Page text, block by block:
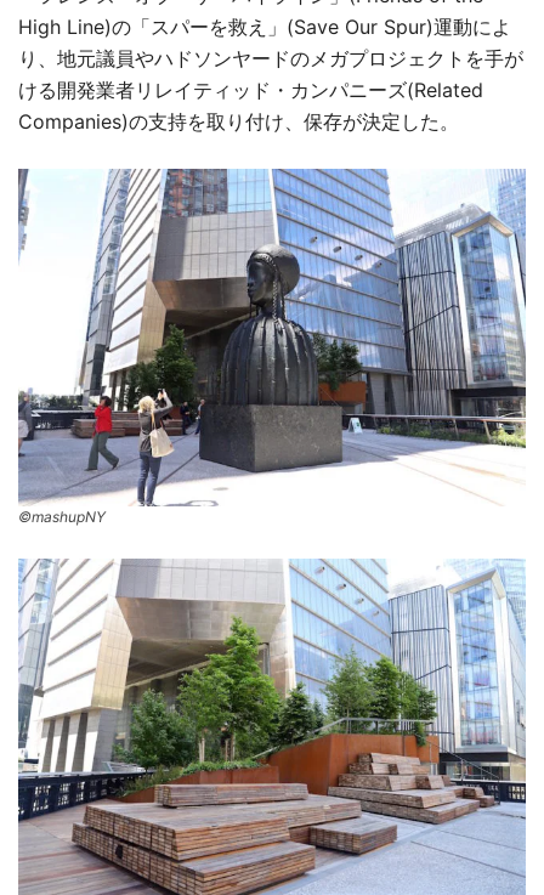
High Line)の「スパーを救え」(Save Our Spur)運動によ
り、地元議員やハドソンヤードのメガプロジェクトを手が
ける開発業者リレイティッド・カンパニーズ(Related
Companies)の支持を取り付け、保存が決定した。
©mashupNY